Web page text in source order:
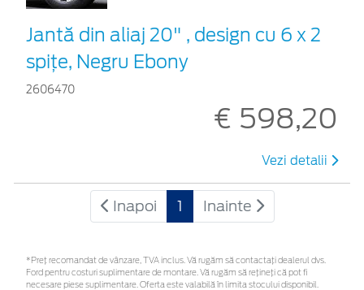
Jantă din aliaj 20" , design cu 6 x 2
spițe, Negru Ebony
2606470
€ 598,20
Vezi detalii
Inapoi 1 Inainte
*Preţ recomandat de vânzare, TVA inclus. Vă rugăm să contactaţi dealerul dvs.
Ford pentru costuri suplimentare de montare. Vă rugăm să rețineți că pot fi
necesare piese suplimentare. Oferta este valabilă în limita stocului disponibil.